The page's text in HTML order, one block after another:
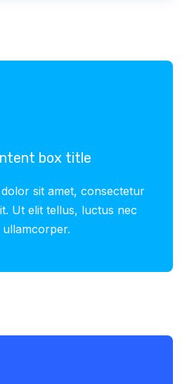
box title
sit amet, consectetur
Ut elit tellus, luctus nec
ullamcorper.